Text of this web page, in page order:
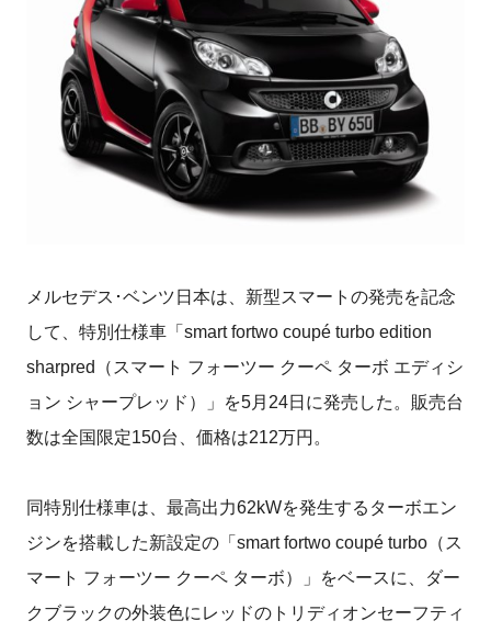
メルセデス･ベンツ日本は、新型スマートの発売を記念
して、特別仕様車「smart fortwo coupé turbo edition
sharpred（スマート フォーツー クーペ ターボ エディシ
ョン シャープレッド）」を5月24日に発売した。販売台
数は全国限定150台、価格は212万円。
同特別仕様車は、最高出力62kWを発生するターボエン
ジンを搭載した新設定の「smart fortwo coupé turbo（ス
マート フォーツー クーペ ターボ）」をベースに、ダー
クブラックの外装色にレッドのトリディオンセーフティ